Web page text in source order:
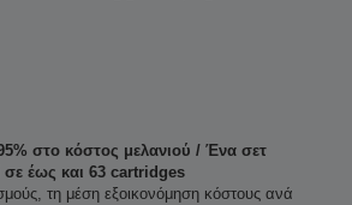
στο κόστος μελανιού / Ένα σετ
σε έως και 63 cartridges
τη μέση εξοικονόμηση κόστους ανά